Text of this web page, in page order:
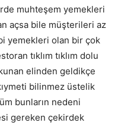
muhteşem yemekleri
açsa bile müşterileri az
yemekleri olan bir çok
tıklım tıklım dolu
elinden geldikçe
bilinmez üstelik
bunların nedeni
gereken çekirdek